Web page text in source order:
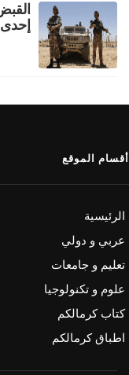
أقسام الموقع
الرئيسية
عربي و دولي
تعليم و جامعات
علوم و تكنولوجيا
كتاب كرمالكم
اطباق كرمالكم